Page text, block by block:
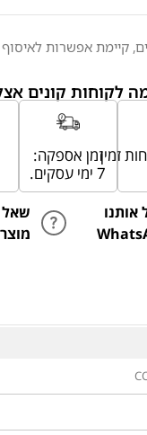
, קיימת אפשרות
לקוחות קונים
זמן אספקה:
7 ימי עסקים.
זמין
אותנו
שאל